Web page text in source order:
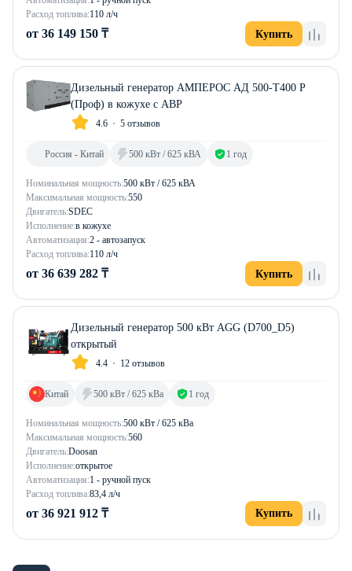
Расход топлива:110 л/ч
от 36 149 150 ₸ Купить
Дизельный генератор АМПЕРОС АД 500-Т400 P
(Проф) в кожухе с АВР
4.6 5 отзывов
Номинальная мощность:500 кВт / 625 кВА
Максимальная мощность:550
Двигатель:SDEC
Исполнение:в кожухе
Автоматизация:2 - автозапуск
Расход топлива:110 л/ч
Россия - Китай 500 кВт / 625 кВА 1 год
от 36 639 282 ₸ Купить
Дизельный генератор 500 кВт AGG (D700_D5)
открытый
4.4 12 отзывов
Номинальная мощность:500 кВт / 625 кВа
Максимальная мощность:560
Двигатель:Doosan
Исполнение:открытое
Автоматизация:1 - ручной пуск
Расход топлива:83,4 л/ч
Китай 500 кВт / 625 кВа 1 год
от 36 921 912 ₸ Купить